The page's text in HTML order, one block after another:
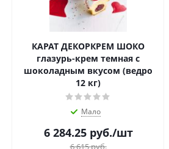
КАРАТ ДЕКОРКРЕМ ШОКО
глазурь-крем темная с
шоколадным вкусом (ведро
12 кг)
Мало
6 284.25руб./шт
6 615руб.